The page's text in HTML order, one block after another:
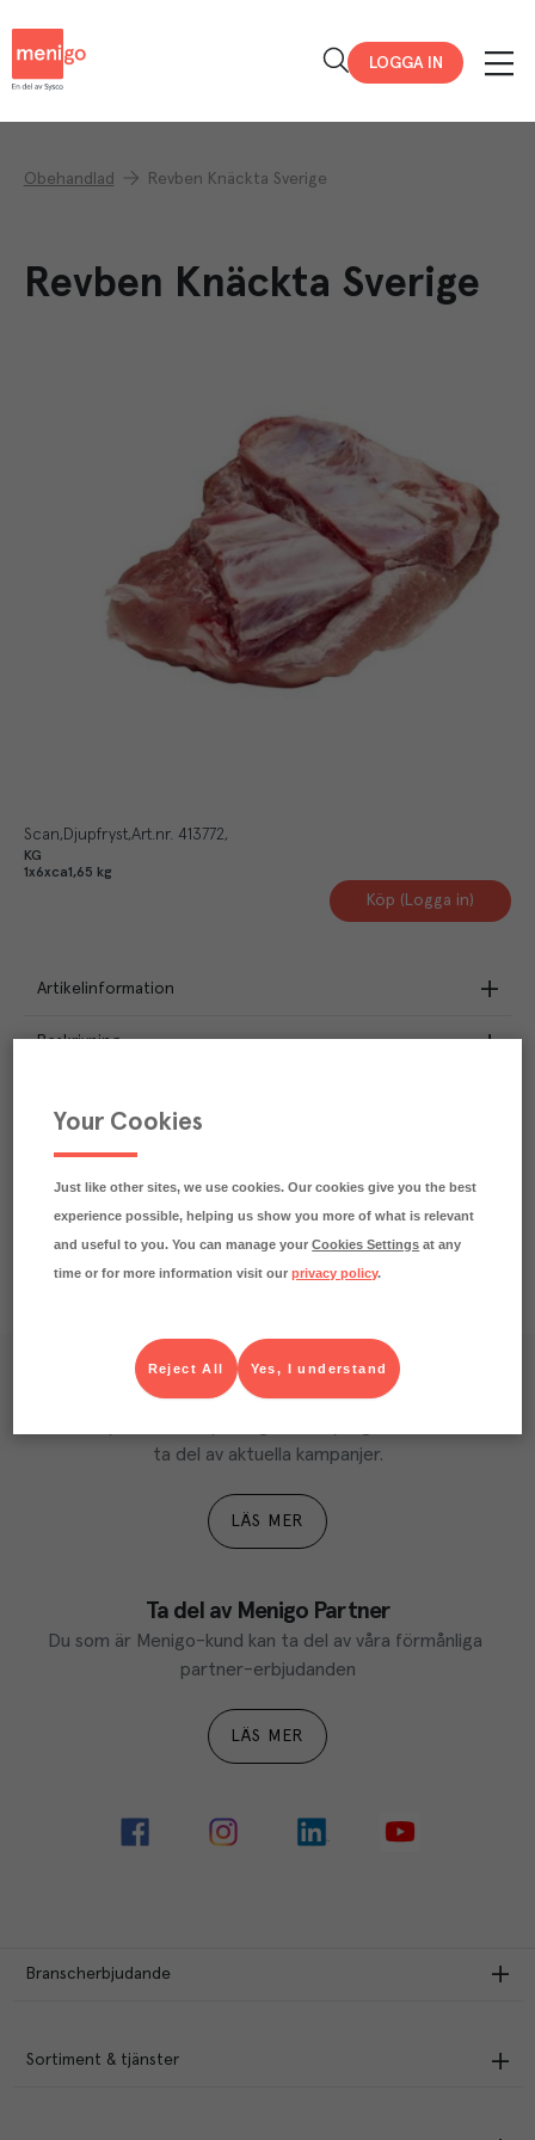
LOGGA IN
Obehandlad Revben Knäckta Sverige
Revben Knäckta Sverige
Scan Djupfryst Art.nr. 413772
KG
1x6xca1,65 kg
Köp (Logga in)
Artikelinformation
Beskrivning
Våra kundtidningar
ta del av aktuella kampanjer.
LÄS MER
Ta del av Menigo Partner
Du som är Menigo-kund kan ta del av våra förmånliga
partner-erbjudanden
LÄS MER
Branscherbjudande
Sortiment & tjänster
Your Cookies
Just like other sites, we use cookies. Our cookies give you the best
experience possible, helping us show you more of what is relevant
and useful to you. You can manage yourCookies Settings at any
time or for more information visit ourprivacy policy.
Yes, I understand
Reject All